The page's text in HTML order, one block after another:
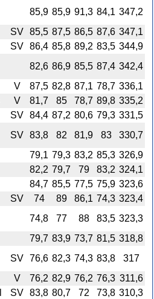
85,9 85,9 91,3 84,1 347,2
SV 85,5 87,5 86,5 87,6 347,1
SV 86,4 85,8 89,2 83,5 344,9
82,6 86,9 85,5 87,4 342,4
V 87,5 82,8 87,1 78,7 336,1
V 81,7 85 78,7 89,8 335,2
SV 84,4 87,2 80,6 79,3 331,5
SV 83,8 82 81,9 83
330,7
79,1 79,3 83,2 85,3 326,9
82,2 79,7 79 83,2 324,1
84,7 85,5 77,5 75,9 323,6
SV 74 89 86,1 74,3 323,4
74,8 77 88 83,5 323,3
79,7 83,9 73,7 81,5 318,8
SV 76,6 82,3 74,3 83,8
317
V 76,2 82,9 76,2 76,3 311,6
SV 83,8 80,7 72 73,8 310,3